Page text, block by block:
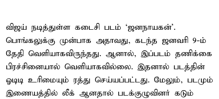
விஜய் நடித்துள்ள கடைசி படம் ‘ஜனநாயகன்’.
பொங்கலுக்கு முன்பாக அதாவது, கடந்த ஜனவரி 9-ம்
தேதி வெளியாகவிருந்தது. ஆனால், இப்படம் தணிக்கை
பிரச்சினையால் வெளியாகவில்லை. இதனால் படத்தின்
ஓடிடி உரிமையும் ரத்து செய்யப்பட்டது. மேலும், படமும்
இணையத்தில் லீக் ஆனதால் படக்குழுவினர் கடும்